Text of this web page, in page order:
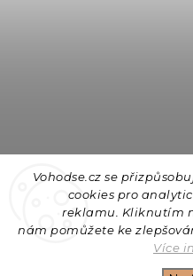
Vohodse.cz se
cookies pro
reklamu. Kliknutím
nám pomůžete ke
Více
Sledovat na Instagramu